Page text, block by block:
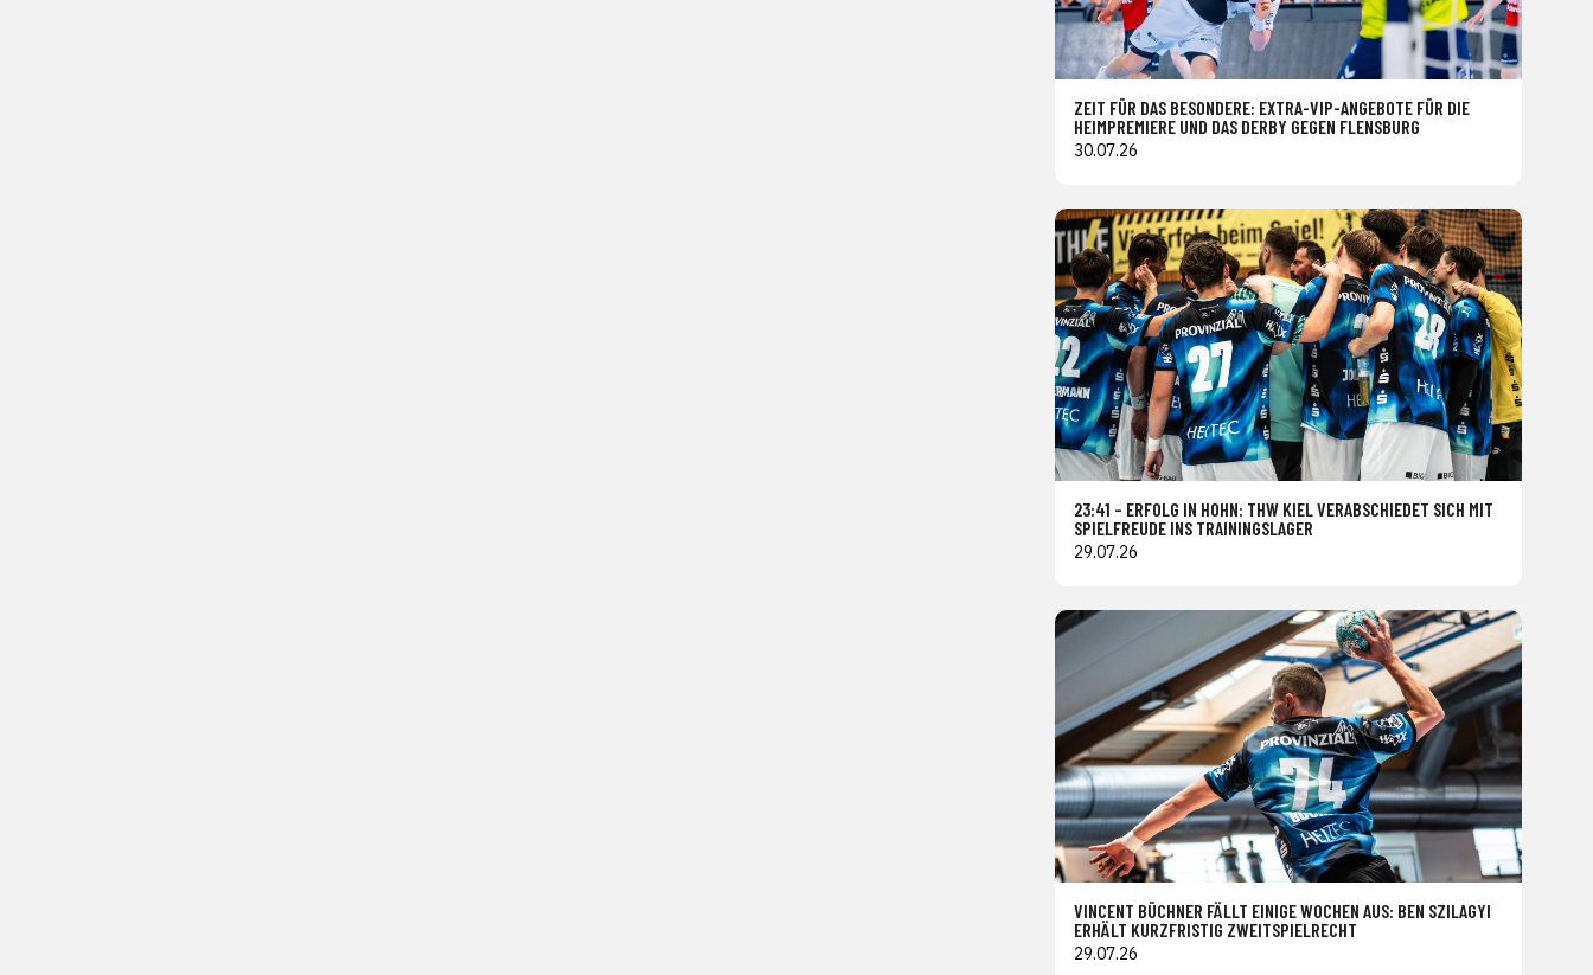
ZEIT FÜR DAS BESONDERE: EXTRA-VIP-ANGEBOTE FÜR DIE
HEIMPREMIERE UND DAS DERBY GEGEN FLENSBURG
30.07.26
23:41 – ERFOLG IN HOHN: THW KIEL VERABSCHIEDET SICH MIT
SPIELFREUDE INS TRAININGSLAGER
29.07.26
VINCENT BÜCHNER FÄLLT EINIGE WOCHEN AUS: BEN SZILAGYI
ERHÄLT KURZFRISTIG ZWEITSPIELRECHT
29.07.26